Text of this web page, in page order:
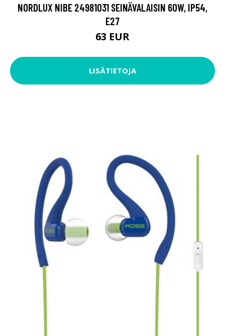
NORDLUX NIBE 24981031 SEINÄVALAISIN 60W, IP54,
E27
63 EUR
LISÄTIETOJA